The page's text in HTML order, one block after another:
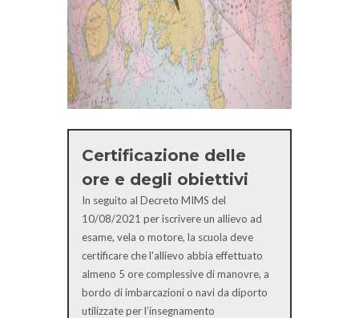
Certificazione delle
ore e degli obiettivi
In seguito al Decreto MIMS del
10/08/2021 per iscrivere un allievo ad
esame, vela o motore, la scuola deve
certificare che l'allievo abbia effettuato
almeno 5 ore complessive di manovre, a
bordo di imbarcazioni o navi da diporto
utilizzate per l’insegnamento